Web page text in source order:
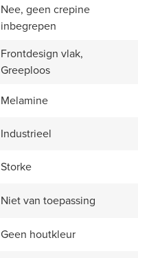
Nee, geen crepine
inbegrepen
Frontdesign vlak,
Greeploos
Melamine
Industrieel
Storke
Niet van toepassing
Geen houtkleur